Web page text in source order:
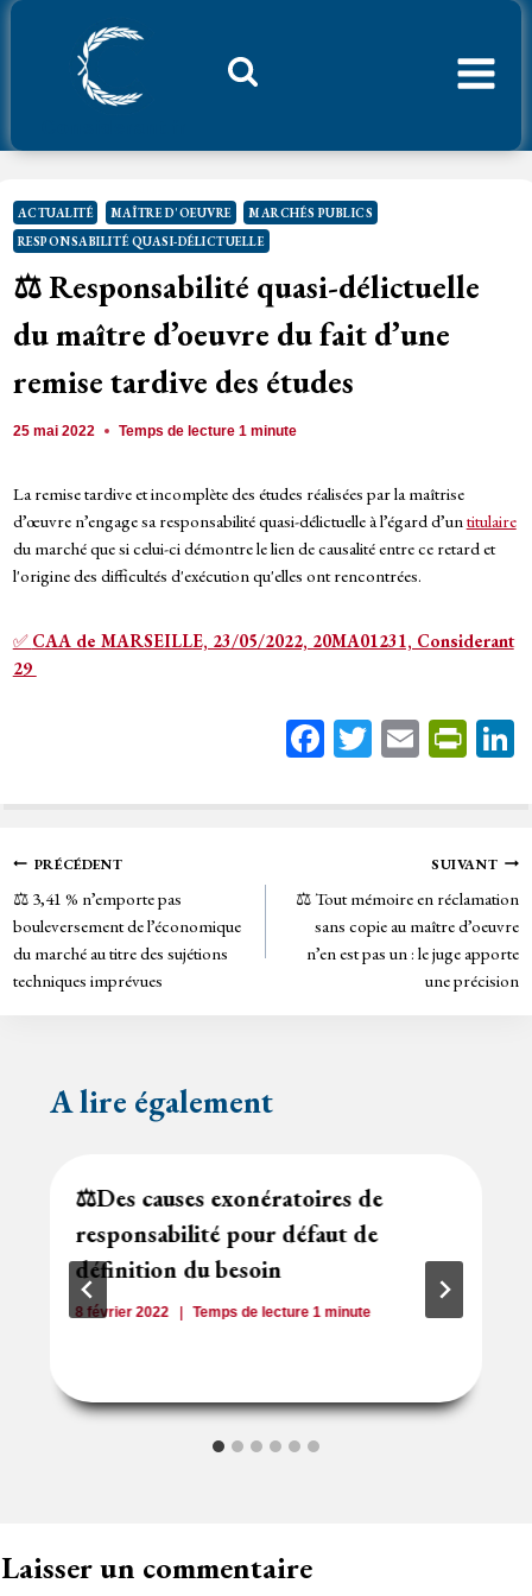
Aller
ACTUALITÉ MAÎTRE D'OEUVRE
MARCHÉS PUBLICS
RESPONSABILITÉ QUASI-DÉLICTUELLE
⚖️ Responsabilité quasi-délictuelle
du maître d’oeuvre du fait d’une
remise tardive des études
25 mai 2022 Temps de lecture1 minute
La remise tardive et incomplète des études réalisées par la maîtrise
d’œuvre n’engage sa responsabilité quasi-délictuelle à l’égard d’untitulaire
du marché que si celui-ci démontre le lien de causalité entre ce retard et
l'origine des difficultés d'exécution qu'elles ont rencontrées.
✅ CAA de MARSEILLE, 23/05/2022, 20MA01231, Considerant
29
Fa
bo
T
tt
E
ail
Pr
tF
rie
n
dl
y
Navigation
de
l’article
PRÉCÉDENT
⚖️ 3,41 % n’emporte pas
bouleversement de l’économique
du marché au titre des sujétions
techniques imprévues
SUIVANT
⚖️ Tout mémoire en réclamation
sans copie au maître d’oeuvre
n’en est pas un : le juge apporte
une précision
A lire également
⚖️Des causes exonératoires de
responsabilité pour défaut de
définition du besoin
8 février 2022 Temps de lecture 1minute
Laisser un commentaire